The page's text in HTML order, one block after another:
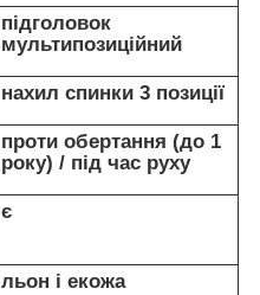
підголовок
мультипозиційний
нахил спинки 3 позиції
проти обертання (до 1
року) / під час руху
є
льон і екожа